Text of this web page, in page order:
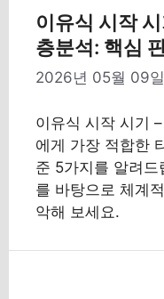
이유식 시작
층분석: 핵심
2026년 05월 09일
이유식 시작 시기
에게 가장 적합한
준 5가지를 알려
를 바탕으로 체계
악해 보세요.